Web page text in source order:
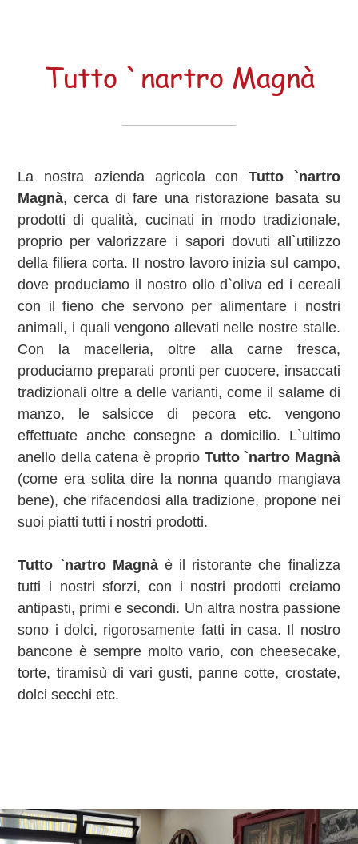
Tutto `nartro Magnà
La nostra azienda agricola con Tutto `nartro
Magnà, cerca di fare una ristorazione basata su
prodotti di qualità, cucinati in modo tradizionale,
proprio per valorizzare i sapori dovuti all`utilizzo
della filiera corta. II nostro lavoro inizia sul campo,
dove produciamo il nostro olio d`oliva ed i cereali
con il fieno che servono per alimentare i nostri
animali, i quali vengono allevati nelle nostre stalle.
Con la macelleria, oltre alla carne fresca,
produciamo preparati pronti per cuocere, insaccati
tradizionali oltre a delle varianti, come il salame di
manzo, le salsicce di pecora etc. vengono
effettuate anche consegne a domicilio. L`ultimo
anello della catena è proprio Tutto `nartro Magnà
(come era solita dire la nonna quando mangiava
bene), che rifacendosi alla tradizione, propone nei
suoi piatti tutti i nostri prodotti.
Tutto `nartro Magnàè il ristorante che finalizza
tutti i nostri sforzi, con i nostri prodotti creiamo
antipasti, primi e secondi. Un altra nostra passione
sono i dolci, rigorosamente fatti in casa. Il nostro
bancone è sempre molto vario, con cheesecake,
torte, tiramisù di vari gusti, panne cotte, crostate,
dolci secchi etc.